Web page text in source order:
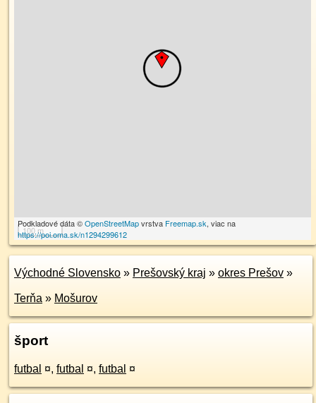
100 m
Podkladové dáta ©OpenStreetMapvrstva Freemap.sk, viac na
https://poi.oma.sk/n1294299612
Východné Slovensko » Prešovský kraj » okres Prešov »
Terňa » Mošurov
šport
futbal ¤, futbal ¤, futbal ¤